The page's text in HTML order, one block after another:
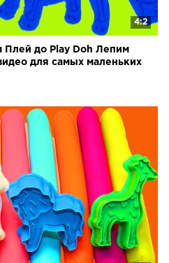
4:2
Плей до Play Doh Лепим
для самых маленьких